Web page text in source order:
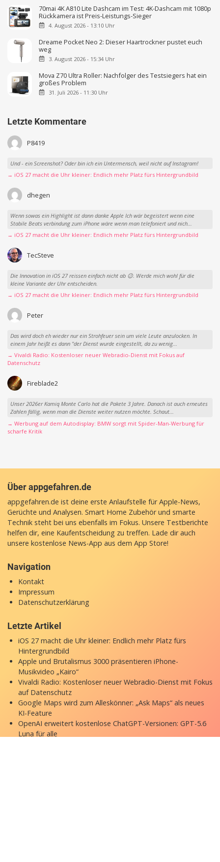
70mai 4K A810 Lite Dashcam im Test: 4K-Dashcam mit 1080p
Rückkamera ist Preis-Leistungs-Sieger
4. August 2026 - 13:10 Uhr
Dreame Pocket Neo 2: Dieser Haartrockner pustet euch
weg
3. August 2026 - 15:34 Uhr
Mova Z70 Ultra Roller: Nachfolger des Testsiegers hat ein
großes Problem
31. Juli 2026 - 11:30 Uhr
Letzte Kommentare
P8419
Und - ein Screenshot? Oder bin ich ein Untermensch, weil nicht auf Instagram!
→ iOS 27 macht die Uhr kleiner: Endlich mehr Platz fürs Hintergrundbild
dhegen
Wenn sowas ein Highlight ist dann danke Apple Ich wär begeistert wenn eine
Stabile Beats verbindung zum iPhone wäre wenn man telefoniert und nich...
→ iOS 27 macht die Uhr kleiner: Endlich mehr Platz fürs Hintergrundbild
TecSteve
Die Innovation in iOS 27 reissen einfach nicht ab 😉. Werde mich wohl für die
kleine Variante der Uhr entscheiden.
→ iOS 27 macht die Uhr kleiner: Endlich mehr Platz fürs Hintergrundbild
Peter
Das wird doch eh wieder nur ein Strohfeuer sein um viele Leute anzulocken. In
einem Jahr heißt es dann "der Dienst wurde eingestellt, da zu wenig...
→ Vivaldi Radio: Kostenloser neuer Webradio-Dienst mit Fokus auf
Datenschutz
Fireblade2
Unser 2026er Kamiq Monte Carlo hat die Pakete 3 Jahre. Danach ist auch erneutes
Zahlen fällig, wenn man die Dienste weiter nutzen möchte. Schaut...
→ Werbung auf dem Autodisplay: BMW sorgt mit Spider-Man-Werbung für
scharfe Kritik
Über appgefahren.de
appgefahren.de ist deine erste Anlaufstelle für Apple-News,
Gerüchte und Analysen. Smart Home Zubehör und smarte
Technik steht bei uns ebenfalls im Fokus. Unsere Testberichte
helfen dir, eine Kaufentscheidung zu treffen. Lade dir auch
unsere kostenlose News-App aus dem App Store!
Navigation
Kontakt
Impressum
Datenschutzerklärung
Letzte Artikel
iOS 27 macht die Uhr kleiner: Endlich mehr Platz fürs
Hintergrundbild
Apple und Brutalismus 3000 präsentieren iPhone-
Musikvideo „Kairo“
Vivaldi Radio: Kostenloser neuer Webradio-Dienst mit Fokus
auf Datenschutz
Google Maps wird zum Alleskönner: „Ask Maps“ als neues
KI-Feature
OpenAI erweitert kostenlose ChatGPT-Versionen: GPT-5.6
Luna für alle